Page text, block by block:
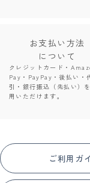
お支払い方法
について
クレジットカード・
Pay・PayPay・後払い・
引・銀行振込（先払い）
用いただけます。
ご利用ガ